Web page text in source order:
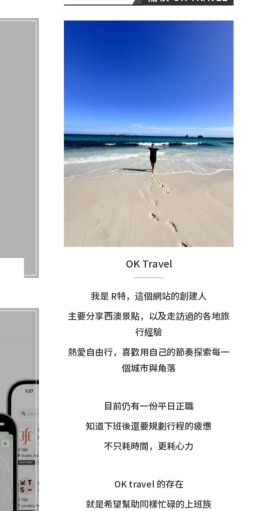
OK Travel
我是 R特，這個網站的創建人
主要分享西澳景點，以及走訪過的各地旅
行經驗
熱愛自由行，喜歡用自己的節奏探索每一
個城市與角落
目前仍有一份平日正職
知道下班後還要規劃行程的疲憊
不只耗時間，更耗心力
OK travel 的存在
就是希望幫助同樣忙碌的上班族